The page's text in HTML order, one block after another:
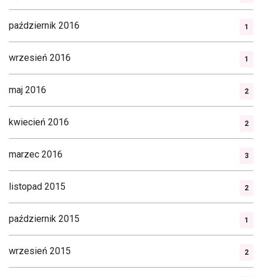
październik 2016 1
wrzesień 2016 1
maj 2016 2
kwiecień 2016 2
marzec 2016 3
listopad 2015 2
październik 2015 1
wrzesień 2015 2